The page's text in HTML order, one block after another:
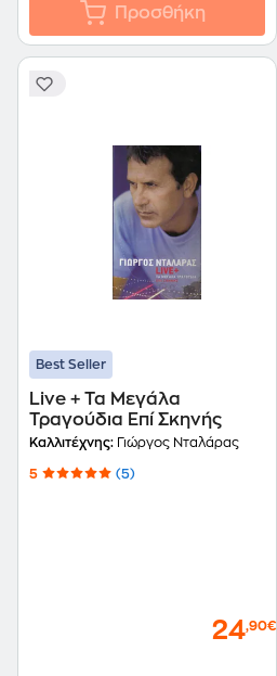
Προσθήκη
Best Seller
Live + Τα Μεγάλα
Τραγούδια Επί Σκηνής
Καλλιτέχνης: Γιώργος Νταλάρας
5 (5)
24,90€